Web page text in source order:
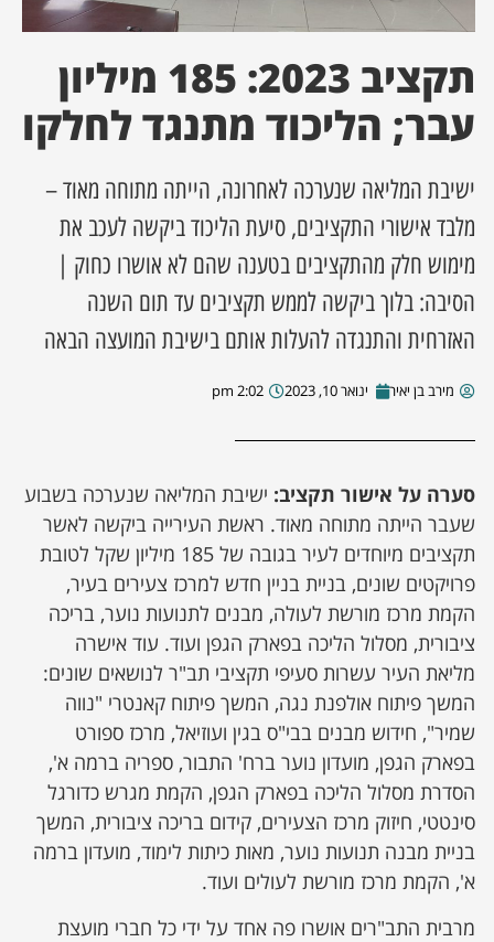
השבוע
מקומית
תקציב 2023: 185 מיליון
עבר; הליכוד מתנגד לחלקו
ישיבת המליאה שנערכה לאחרונה, הייתה מתוחה מאוד –
מלבד אישורי התקציבים, סיעת הליכוד ביקשה לעכב את
מימוש חלק מהתקציבים בטענה שהם לא אושרו כחוק |
הסיבה: בלוך ביקשה לממש תקציבים עד תום השנה
האזרחית והתנגדה להעלות אותם בישיבת המועצה הבאה
מירב בן יאיר ינואר 10, 2023 2:02 pm
סערה על אישור תקציב: ישיבת המליאה שנערכה בשבוע
שעבר הייתה מתוחה מאוד. ראשת העירייה ביקשה לאשר
תקציבים מיוחדים לעיר בגובה של 185 מיליון שקל לטובת
פרויקטים שונים, בניית בניין חדש למרכז צעירים בעיר,
הקמת מרכז מורשת לעולה, מבנים לתנועות נוער, בריכה
ציבורית, מסלול הליכה בפארק הגפן ועוד. עוד אישרה
מליאת העיר עשרות סעיפי תקציבי תב"ר לנושאים שונים:
המשך פיתוח אולפנת נגה, המשך פיתוח קאנטרי "נווה
שמיר", חידוש מבנים בבי"ס בגין ועוזיאל, מרכז ספורט
בפארק הגפן, מועדון נוער ברח' התבור, ספריה ברמה א',
הסדרת מסלול הליכה בפארק הגפן, הקמת מגרש כדורגל
סינטטי, חיזוק מרכז הצעירים, קידום בריכה ציבורית, המשך
בניית מבנה תנועות נוער, מאות כיתות לימוד, מועדון ברמה
א', הקמת מרכז מורשת לעולים ועוד.
מרבית התב"רים אושרו פה אחד על ידי כל חברי מועצת